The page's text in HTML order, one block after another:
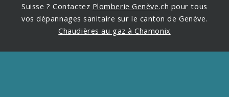
Suisse ? Contactez Plomberie Genève.ch pour tous
vos dépannages sanitaire sur le canton de Genève.
Chaudières au gaz à Chamonix